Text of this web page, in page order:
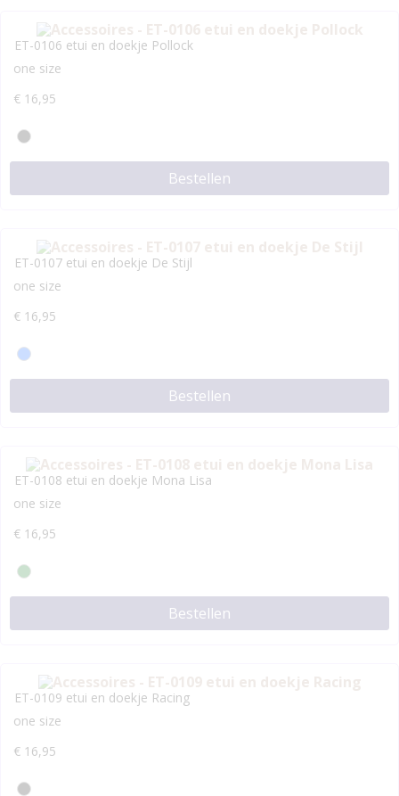
ET-0106 etui en doekje Pollock
one size
€ 16,95
Bestellen
ET-0107 etui en doekje De Stijl
one size
€ 16,95
Bestellen
ET-0108 etui en doekje Mona Lisa
one size
€ 16,95
Bestellen
ET-0109 etui en doekje Racing
one size
€ 16,95